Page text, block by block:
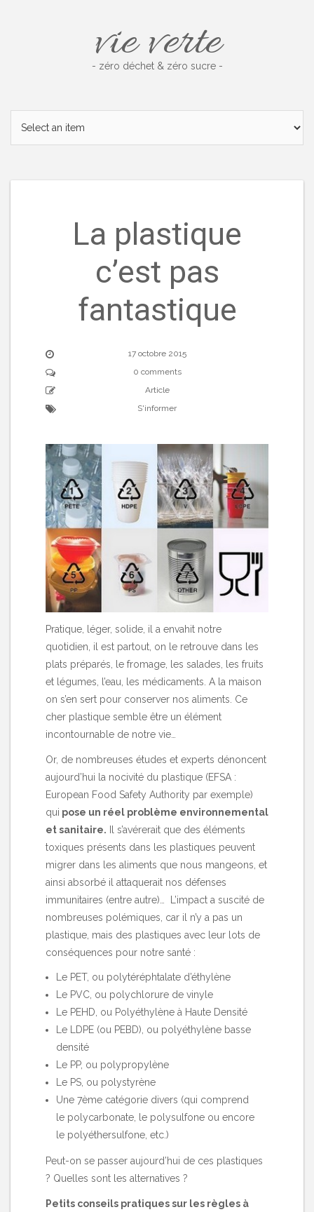
vie verte
- zéro déchet & zéro sucre -
La plastique
c’est pas
fantastique
17 octobre 2015
0 comments
Article
S'informer
Pratique, léger, solide, il a envahit notre
quotidien, il est partout, on le retrouve dans les
plats préparés, le fromage, les salades, les fruits
et légumes, l’eau, les médicaments. A la maison
on s’en sert pour conserver nos aliments. Ce
cher plastique semble être un élément
incontournable de notre vie…
Or, de nombreuses études et experts dénoncent
aujourd’hui la nocivité du plastique (EFSA :
European Food Safety Authority par exemple)
qui pose un réel problème environnemental
et sanitaire. Il s’avérerait que des éléments
toxiques présents dans les plastiques peuvent
migrer dans les aliments que nous mangeons, et
ainsi absorbé il attaquerait nos défenses
immunitaires (entre autre)… L’impact a suscité de
nombreuses polémiques, car il n’y a pas un
plastique, mais des plastiques avec leur lots de
conséquences pour notre santé :
Le PET, ou polytéréphtalate d’éthylène
Le PVC, ou polychlorure de vinyle
Le PEHD, ou Polyéthylène à Haute Densité
Le LDPE (ou PEBD), ou polyéthylène basse
densité
Le PP, ou polypropylène
Le PS, ou polystyrène
Une 7ème catégorie divers (qui comprend
le polycarbonate, le polysulfone ou encore
le polyéthersulfone, etc.)
Peut-on se passer aujourd’hui de ces plastiques
? Quelles sont les alternatives ?
Petits conseils pratiques sur les règles à